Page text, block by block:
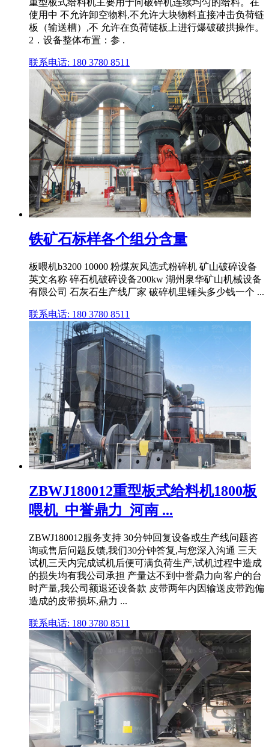
重型板式给料机主要用于向破碎机连续均匀的给料。在
使用中 不允许卸空物料,不允许大块物料直接冲击负荷链
板（输送槽）,不 允许在负荷链板上进行爆破破拱操作。
2．设备整体布置：参 .
联系电话: 180 3780 8511
铁矿石标样各个组分含量
板喂机b3200 10000 粉煤灰风选式粉碎机 矿山破碎设备
英文名称 碎石机破碎设备200kw 湖州泉华矿山机械设备
有限公司 石灰石生产线厂家 破碎机里锤头多少钱一个 ...
联系电话: 180 3780 8511
ZBWJ180012重型板式给料机1800板
喂机_中誉鼎力_河南 ...
ZBWJ180012服务支持 30分钟回复设备或生产线问题咨
询或售后问题反馈,我们30分钟答复,与您深入沟通 三天
试机三天内完成试机后便可满负荷生产,试机过程中造成
的损失均有我公司承担 产量达不到中誉鼎力向客户的台
时产量,我公司额退还设备款 皮带两年内因输送皮带跑偏
造成的皮带损坏,鼎力 ...
联系电话: 180 3780 8511